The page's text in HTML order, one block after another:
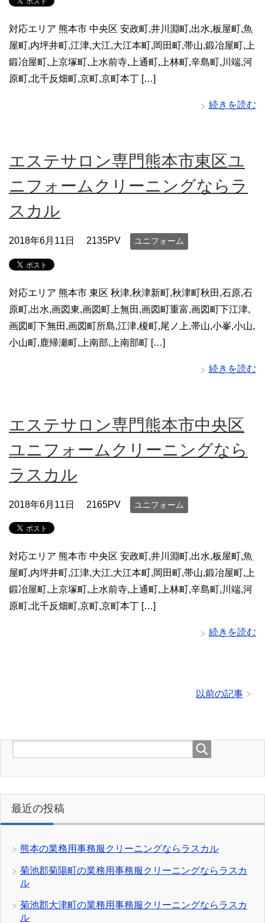
対応エリア 熊本市 中央区 安政町,井川淵町,出水,板屋町,魚
屋町,内坪井町,江津,大江,大江本町,岡田町,帯山,鍛冶屋町,上
鍛冶屋町,上京塚町,上水前寺,上通町,上林町,辛島町,川端,河
原町,北千反畑町,京町,京町本丁 […]
続きを読む
エステサロン専門熊本市東区ユ
ニフォームクリーニングならラ
スカル
2018年6月11日 2135PV ユニフォーム
対応エリア 熊本市 東区 秋津,秋津新町,秋津町秋田,石原,石
原町,出水,画図東,画図町上無田,画図町重富,画図町下江津,
画図町下無田,画図町所島,江津,榎町,尾ノ上,帯山,小峯,小山,
小山町,鹿帰瀬町,上南部,上南部町 […]
続きを読む
エステサロン専門熊本市中央区
ユニフォームクリーニングなら
ラスカル
2018年6月11日 2165PV ユニフォーム
対応エリア 熊本市 中央区 安政町,井川淵町,出水,板屋町,魚
屋町,内坪井町,江津,大江,大江本町,岡田町,帯山,鍛冶屋町,上
鍛冶屋町,上京塚町,上水前寺,上通町,上林町,辛島町,川端,河
原町,北千反畑町,京町,京町本丁 […]
続きを読む
以前の記事
最近の投稿
熊本の業務用事務服クリーニングならラスカル
菊池郡菊陽町の業務用事務服クリーニングならラスカ
ル
菊池郡大津町の業務用事務服クリーニングならラスカ
ル